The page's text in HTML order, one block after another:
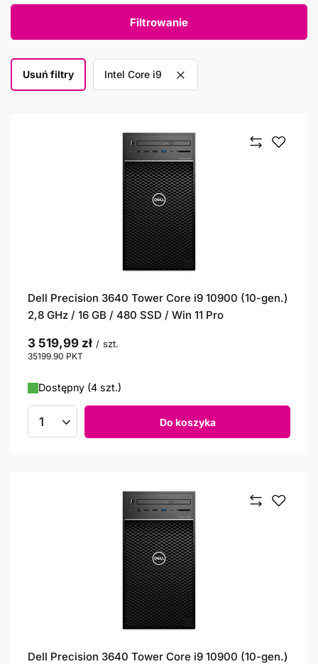
Filtrowanie
Usuń filtry Usuń filtr
Intel Core i9
Dell Precision 3640 Tower Core i9 10900 (10-gen.)
2,8 GHz / 16 GB / 480 SSD / Win 11 Pro
3 519,99 zł / szt.
35199.90 PKT
Dostępny (4 szt.)
Ilość produktów Do koszyka
Dell Precision 3640 Tower Core i9 10900 (10-gen.)